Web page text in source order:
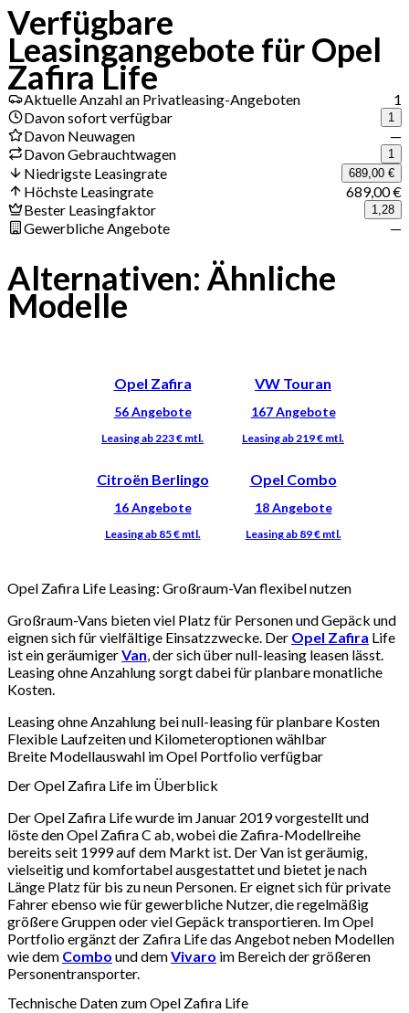
Jetzt Deals erhalten
Verfügbare
Leasingangebote für Opel
Zafira Life
Aktuelle Anzahl an Privatleasing-Angeboten
1
Davon sofort verfügbar
1
Davon Neuwagen
—
Davon Gebrauchtwagen
1
Niedrigste Leasingrate 689,00 €
Höchste Leasingrate
689,00 €
Bester Leasingfaktor
1,28
Gewerbliche Angebote —
Alternativen: Ähnliche
Modelle
Opel Zafira VW Touran
Citroën Berlingo Opel Combo
Opel Zafira Life Leasing: Großraum-Van flexibel nutzen
Großraum-Vans bieten viel Platz für Personen und Gepäck und
eignen sich für vielfältige Einsatzzwecke. Der Opel Zafira Life
ist ein geräumigerVan , der sich über null-leasing leasen lässt.
Leasing ohne Anzahlung sorgt dabei für planbare monatliche
Kosten.
Leasing ohne Anzahlung bei null-leasing für planbare Kosten
Flexible Laufzeiten und Kilometeroptionen wählbar
Breite Modellauswahl im Opel Portfolio verfügbar
Der Opel Zafira Life im Überblick
Der Opel Zafira Life wurde im Januar 2019 vorgestellt und
löste den Opel Zafira C ab, wobei die Zafira-Modellreihe
bereits seit 1999 auf dem Markt ist. Der Van ist geräumig,
vielseitig und komfortabel ausgestattet und bietet je nach
Länge Platz für bis zu neun Personen. Er eignet sich für private
Fahrer ebenso wie für gewerbliche Nutzer, die regelmäßig
größere Gruppen oder viel Gepäck transportieren. Im Opel
Portfolio ergänzt der Zafira Life das Angebot neben Modellen
wie dem Combo und demVivaro im Bereich der größeren
Personentransporter.
Technische Daten zum Opel Zafira Life